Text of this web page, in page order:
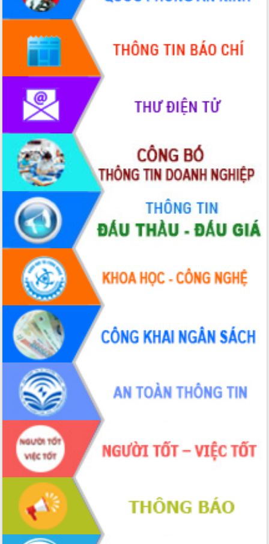
Xây dựng nông thôn mới: Nâng cao đời
sống người dân từ những mô hình thiết
Quyết liệt tháo gỡ vướng mắc, đẩy
nhanh tiến độ các dự án trọng điểm
trong Khu kinh tế Nam Phú Yên
Hòn Yến phát triển du lịch gắn với bảo
tồn biển
Lấy ý kiến điều chỉnh Quy hoạch tỉnh
Đắk Lắk thời kỳ 2021-2030, tầm nhìn
đến năm 2050
Phát động chiến dịch 30 ngày đêm
giải phóng mặt bằng Tuyến đường bộ
ven biển
Đắk Lắk nỗ lực thúc đẩy tăng trưởng
kinh tế từ 10% trở lên trong Quý
II/2026
Đắk Lắk ký kết thỏa thuận hợp tác về
chuyển đổi số giai đoạn 2026 – 2030
với Tập đoàn Bưu chính Viễn thông
Việt Nam
Thứ trưởng Bộ Y tế làm việc với tỉnh
Đắk Lắk về phát triển nhân lực y tế
cho trạm y tế cấp xã
Du lịch Đắk Lắk nâng tầm trải nghiệm
du khách thông qua Hệ thống cơ sở dữ
liệu và Bản đồ số
Tập huấn ứng dụng trí tuệ nhân tạo (AI)
trong thương mại điện tử năm 2026
Đoàn đại biểu Quốc hội tỉnh Đắk Lắk
trao đổi thông tin trước Kỳ họp thứ
nhất, Quốc hội khóa XVI
Quyết liệt cải cách hành chính, khơi
thông nguồn lực phát triển
Nâng cao hiệu lực, hiệu quả HĐND
tỉnh thông qua hiện đại hóa hành chính
Xã Ea Phê gắn cải cách hành chính với
chuyển đổi số
Phó Chủ tịch Thường trực UBND tỉnh
Hồ Thị Nguyên Thảo làm việc tại Trung
tâm Phục vụ hành chính công xã Ea